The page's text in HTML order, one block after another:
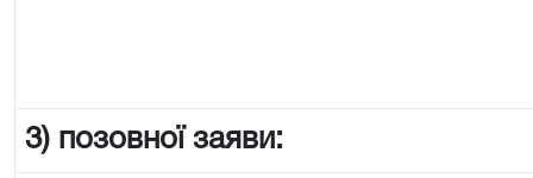
3) позовної заяви: